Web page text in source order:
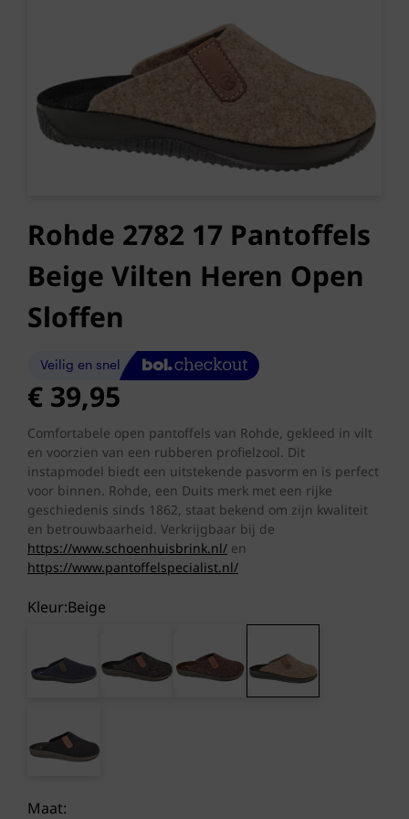
Rohde 2782 17 Pantoffels
Beige Vilten Heren Open
Sloffen
€ 39,95
Comfortabele open pantoffels van Rohde, gekleed in vilt
en voorzien van een rubberen profielzool. Dit
instapmodel biedt een uitstekende pasvorm en is perfect
voor binnen. Rohde, een Duits merk met een rijke
geschiedenis sinds 1862, staat bekend om zijn kwaliteit
en betrouwbaarheid. Verkrijgbaar bij de
https://www.schoenhuisbrink.nl/ en
https://www.pantoffelspecialist.nl/
Kleur: beige
Maat: